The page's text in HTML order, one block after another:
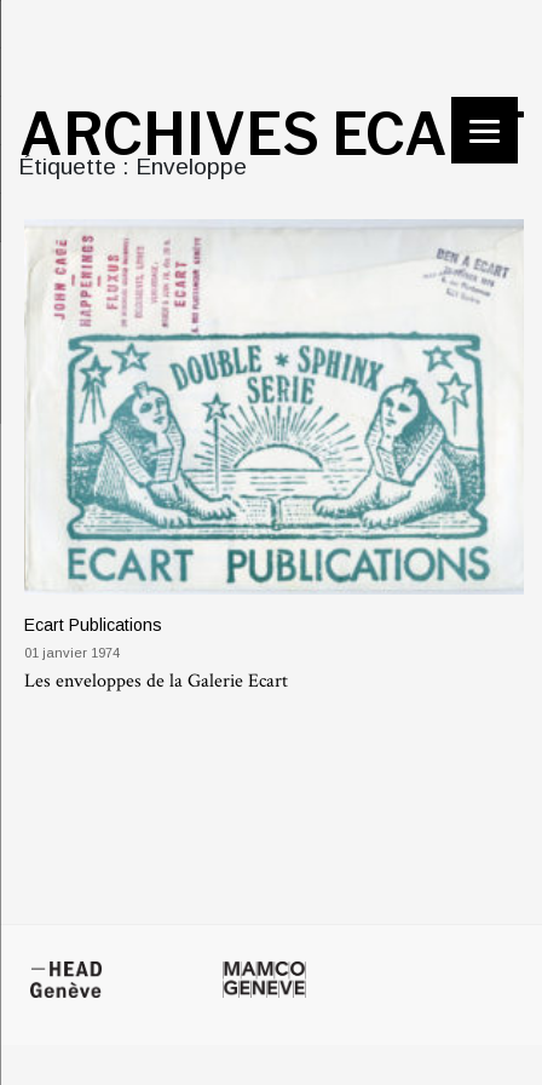
ARCHIVES ECART
Étiquette : Enveloppe
Ecart Publications
01 janvier 1974
Les enveloppes de la Galerie Ecart